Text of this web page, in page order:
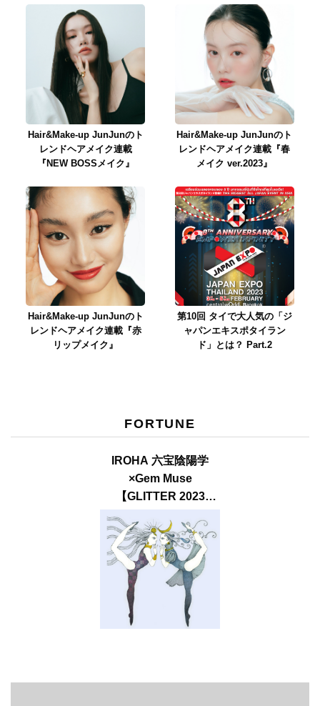
Hair&Make-up JunJunのト
レンドヘアメイク連載
『NEW BOSSメイク』
Hair&Make-up JunJunのト
レンドヘアメイク連載『春
メイク ver.2023』
Hair&Make-up JunJunのト
レンドヘアメイク連載『赤
リップメイク』
第10回 タイで大人気の「ジ
ャパンエキスポタイラン
ド」とは？ Part.2
FORTUNE
IROHA 六宝陰陽学
×Gem Muse
【GLITTER 2023
SUMMER issue】